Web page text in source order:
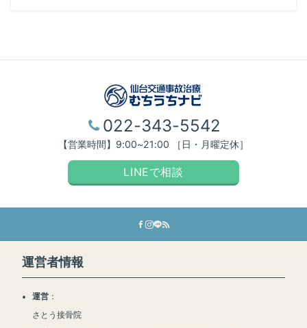
022-343-5542
【営業時間】9:00~21:00 ［日・月曜定休］
LINEで相談
運営者情報
運営：
さとう接骨院